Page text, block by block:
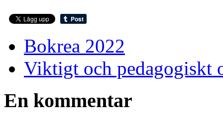
Bokrea 2022
Viktigt och pedagogiskt
En kommentar